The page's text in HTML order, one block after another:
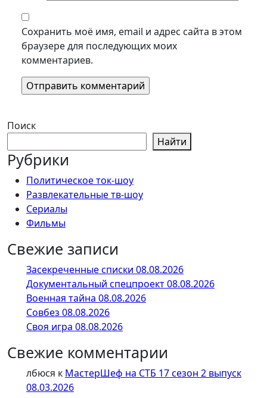
Сохранить моё имя, email и адрес сайта в этом
браузере для последующих моих
комментариев.
Поиск
Найти
Рубрики
Политическое ток-шоу
Развлекательные тв-шоу
Сериалы
Фильмы
Свежие записи
Засекреченные списки 08.08.2026
Документальный спецпроект 08.08.2026
Военная тайна 08.08.2026
Совбез 08.08.2026
Своя игра 08.08.2026
Свежие комментарии
лбюся к МастерШеф на СТБ 17 сезон 2 выпуск
08.03.2026